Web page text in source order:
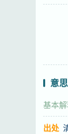
意
基本
出处